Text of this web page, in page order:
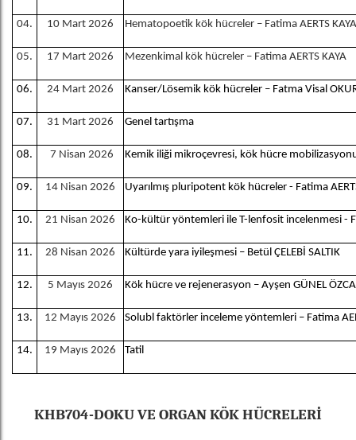
04. 10 Mart 2026 Hematopoetik kök hücreler – Fatima AERTS KAYA
05. 17 Mart 2026 Mezenkimal kök hücreler – Fatima AERTS KAYA
06. 24 Mart 2026 Kanser/Lösemik kök hücreler – Fatma Visal
07. 31 Mart 2026 Genel tartışma
08. 7 Nisan 2026 Kemik iliği mikroçevresi, kök hücre
09. 14 Nisan 2026 Uyarılmış pluripotent kök hücreler - Fatima
10. 21 Nisan 2026 Ko-kültür yöntemleri ile T-lenfosit incelenmesi -
11. 28 Nisan 2026 Kültürde yara iyileşmesi – Betül ÇELEBİ SALTIK
12. 5 Mayıs 2026 Kök hücre ve rejenerasyon – Ayşen GÜNEL
13. 12 Mayıs 2026 Solubl faktörler inceleme yöntemleri – Fatima
14. 19 Mayıs 2026 Tatil
KHB704-DOKU VE ORGAN KÖK HÜCRELERİ